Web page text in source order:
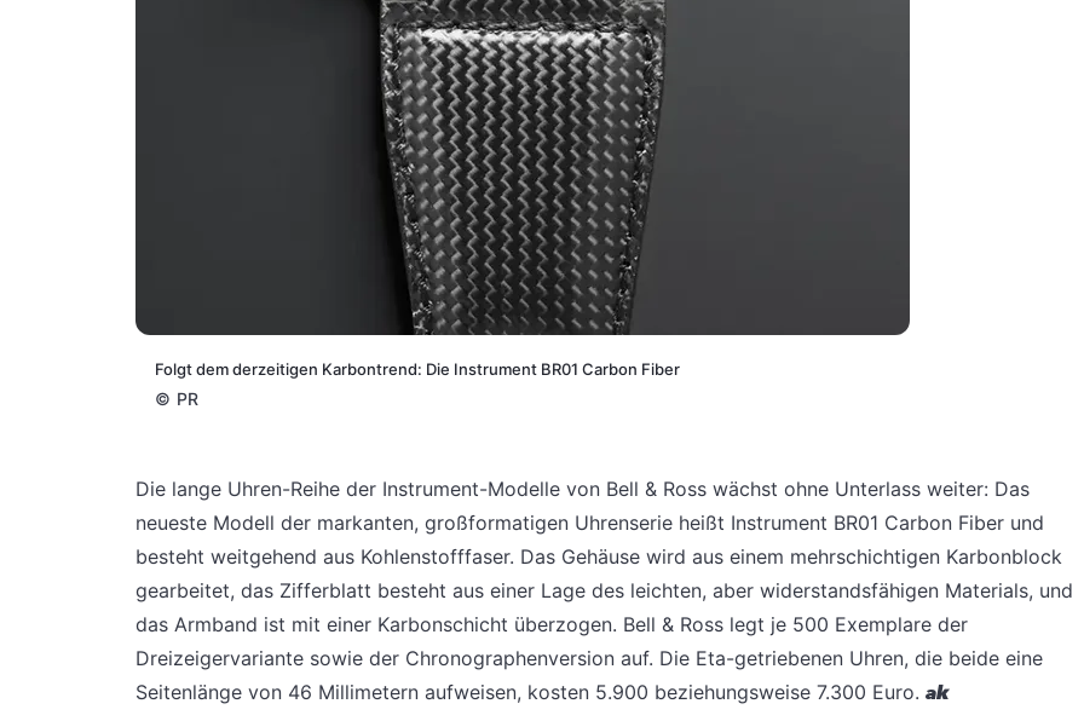
Folgt dem derzeitigen Karbontrend: Die Instrument BR01 Carbon Fiber
© PR
Die lange Uhren-Reihe der Instrument-Modelle von Bell & Ross wächst ohne Unterlass weiter: Das
neueste Modell der markanten, großformatigen Uhrenserie heißt Instrument BR01 Carbon Fiber und
besteht weitgehend aus Kohlenstofffaser. Das Gehäuse wird aus einem mehrschichtigen Karbonblock
gearbeitet, das Zifferblatt besteht aus einer Lage des leichten, aber widerstandsfähigen Materials, und
das Armband ist mit einer Karbonschicht überzogen. Bell & Ross legt je 500 Exemplare der
Dreizeigervariante sowie der Chronographenversion auf. Die Eta-getriebenen Uhren, die beide eine
Seitenlänge von 46 Millimetern aufweisen, kosten 5.900 beziehungsweise 7.300 Euro. ak